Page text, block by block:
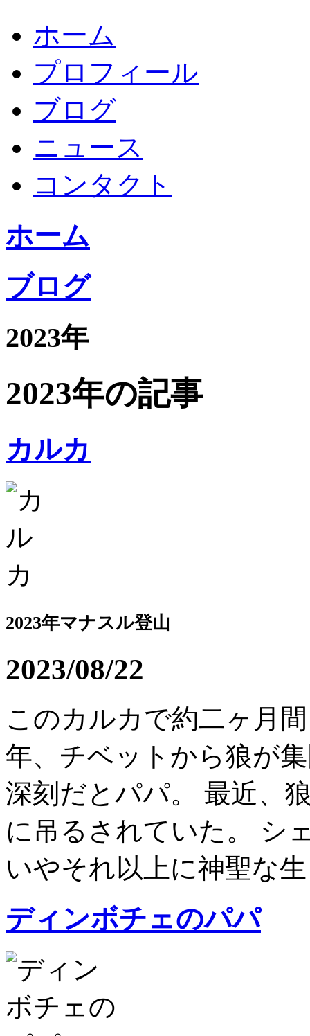
ホーム
プロフィール
ブログ
ニュース
コンタクト
ホーム
ブログ
2023年
2023年の記事
カルカ
2023年マナスル登山
2023/08/22
このカルカで約二ヶ月
年、チベットから狼が
深刻だとパパ。 最近、
に吊るされていた。 シ
いやそれ以上に神聖な
ディンボチェのパパ